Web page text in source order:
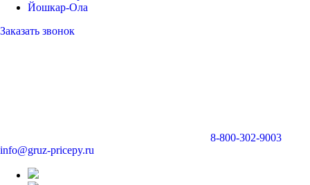
Йошкар-Ола
Заказать звонок
8-800-302-9003
info@gruz-pricepy.ru